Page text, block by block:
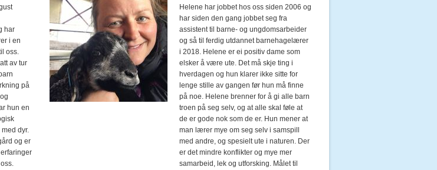
har
i en
oss.
av tur
på
hun en
dyr.
og er
Helene har jobbet hos oss siden 2006 og
har siden den gang jobbet seg fra
assistent til barne- og ungdomsarbeider
og så til ferdig utdannet barnehagelærer
i 2018. Helene er ei positiv dame som
elsker å være ute. Det må skje ting i
hverdagen og hun klarer ikke sitte for
lenge stille av gangen før hun må finne
på noe. Helene brenner for å gi alle barn
troen på seg selv, og at alle skal føle at
de er gode nok som de er. Hun mener at
man lærer mye om seg selv i samspill
med andre, og spesielt ute i naturen. Der
er det mindre konflikter og mye mer
samarbeid, lek og utforsking. Målet til